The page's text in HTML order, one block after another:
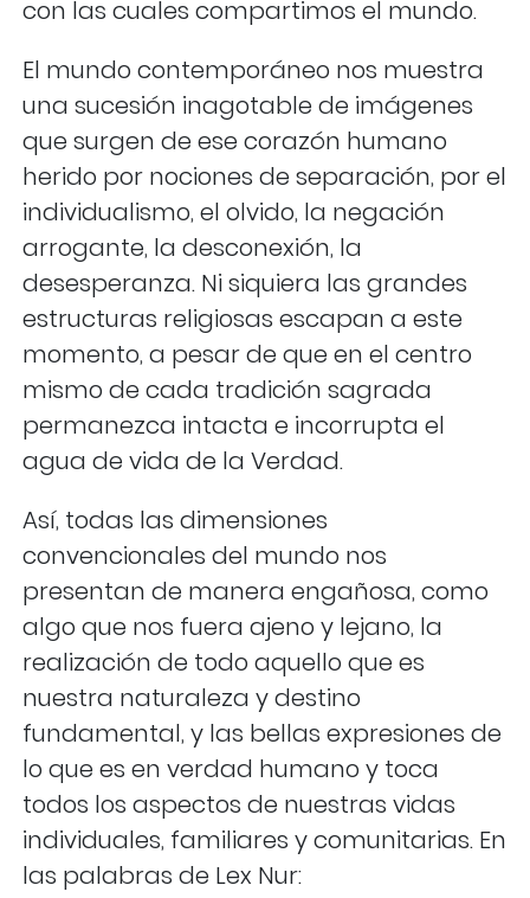
con las cuales compartimos el mundo.
El mundo contemporáneo nos muestra
una sucesión inagotable de imágenes
que surgen de ese corazón humano
herido por nociones de separación, por el
individualismo, el olvido, la negación
arrogante, la desconexión, la
desesperanza. Ni siquiera las grandes
estructuras religiosas escapan a este
momento, a pesar de que en el centro
mismo de cada tradición sagrada
permanezca intacta e incorrupta el
agua de vida de la Verdad.
Así, todas las dimensiones
convencionales del mundo nos
presentan de manera engañosa, como
algo que nos fuera ajeno y lejano, la
realización de todo aquello que es
nuestra naturaleza y destino
fundamental, y las bellas expresiones de
lo que es en verdad humano y toca
todos los aspectos de nuestras vidas
individuales, familiares y comunitarias. En
las palabras de Lex Nur: